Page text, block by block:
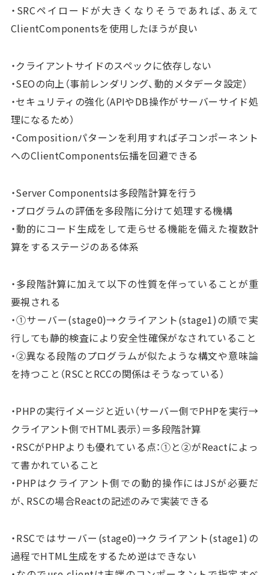
・SRCペイロードが大きくなりそうであれば、あえて
ClientComponentsを使用したほうが良い
・クライアントサイドのスペックに依存しない
・SEOの向上（事前レンダリング、動的メタデータ設定）
・セキュリティの強化（APIやDB操作がサーバーサイド処
理になるため）
・Compositionパターンを利用すれば子コンポーネント
へのClientComponents伝播を回避できる
・Server Componentsは多段階計算を行う
・プログラムの評価を多段階に分けて処理する機構
・動的にコード生成をして走らせる機能を備えた複数計
算をするステージのある体系
・多段階計算に加えて以下の性質を伴っていることが重
要視される
・①サーバー(stage0)→クライアント(stage1)の順で実
行しても静的検査により安全性確保がなされていること
・②異なる段階のプログラムが似たような構文や意味論
を持つこと（RSCとRCCの関係はそうなっている）
・PHPの実行イメージと近い（サーバー側でPHPを実行→
クライアント側でHTML表示）＝多段階計算
・RSCがPHPよりも優れている点：①と②がReactによっ
て書かれていること
・PHPはクライアント側での動的操作にはJSが必要だ
が、RSCの場合Reactの記述のみで実装できる
・RSCではサーバー(stage0)→クライアント(stage1)の
過程でHTML生成をするため逆はできない